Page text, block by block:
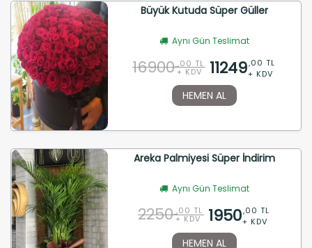
Büyük Kutuda Süper Güller
Aynı Gün Teslimat
16900 ,00 TL
+ KDV 11249,00 TL
+ KDV
HEMEN AL
Areka Palmiyesi Süper İndirim
Aynı Gün Teslimat
2250 ,00 TL
+ KDV 1950,00 TL
+ KDV
HEMEN AL